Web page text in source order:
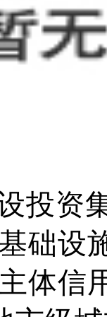
投资
础设
体信